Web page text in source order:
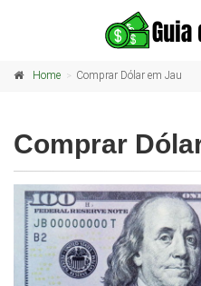
Home Comprar Dólar em Jau
Comprar